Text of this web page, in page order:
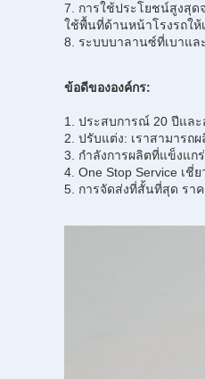
7. การใช้ประโยชน์สูงสุด
ใช้พื้นที่ด้านหน้าโรงรถให้
8. ระบบบาลานซ์ที่เบาแล
ข้อดีขององค์กร:
1. ประสบการณ์ 20 ปีแล
2. ปรับแต่ง: เราสามารถ
3. กำลังการผลิตที่แข็งแก
4. One Stop Service เ
5. การจัดส่งที่สั้นที่สุด รา